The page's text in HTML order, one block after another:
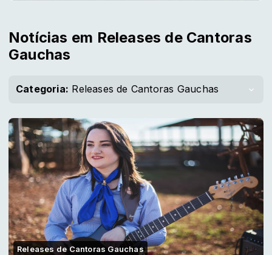
Notícias em Releases de Cantoras
Gauchas
Categoria: Releases de Cantoras Gauchas
Releases de Cantoras Gauchas